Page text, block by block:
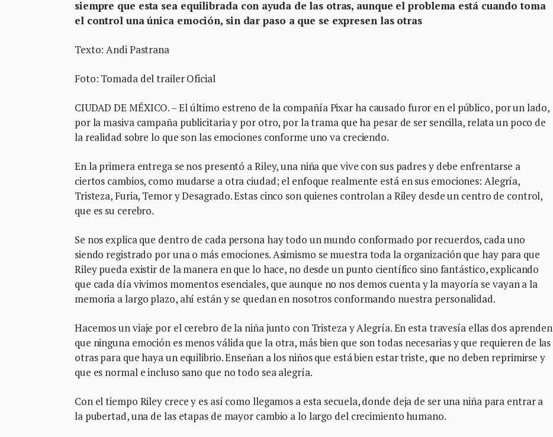
siempre que esta sea equilibrada con ayuda de las otras, aunque el problema está cuando toma
el control una única emoción, sin dar paso a que se expresen las otras
Texto: Andi Pastrana
Foto: Tomada del trailer Oficial
CIUDAD DE MÉXICO. – El último estreno de la compañía Pixar ha causado furor en el público, por un lado,
por la masiva campaña publicitaria y por otro, por la trama que ha pesar de ser sencilla, relata un poco de
la realidad sobre lo que son las emociones conforme uno va creciendo.
En la primera entrega se nos presentó a Riley, una niña que vive con sus padres y debe enfrentarse a
ciertos cambios, como mudarse a otra ciudad; el enfoque realmente está en sus emociones: Alegría,
Tristeza, Furia, Temor y Desagrado. Estas cinco son quienes controlan a Riley desde un centro de control,
que es su cerebro.
Se nos explica que dentro de cada persona hay todo un mundo conformado por recuerdos, cada uno
siendo registrado por una o más emociones. Asimismo se muestra toda la organización que hay para que
Riley pueda existir de la manera en que lo hace, no desde un punto científico sino fantástico, explicando
que cada día vivimos momentos esenciales, que aunque no nos demos cuenta y la mayoría se vayan a la
memoria a largo plazo, ahí están y se quedan en nosotros conformando nuestra personalidad.
Hacemos un viaje por el cerebro de la niña junto con Tristeza y Alegría. En esta travesía ellas dos aprenden
que ninguna emoción es menos válida que la otra, más bien que son todas necesarias y que requieren de las
otras para que haya un equilibrio. Enseñan a los niños que está bien estar triste, que no deben reprimirse y
que es normal e incluso sano que no todo sea alegría.
Con el tiempo Riley crece y es así como llegamos a esta secuela, donde deja de ser una niña para entrar a
la pubertad, una de las etapas de mayor cambio a lo largo del crecimiento humano.